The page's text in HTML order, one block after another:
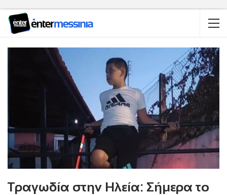
Τραγωδία στην Ηλεία: Σήμερα το